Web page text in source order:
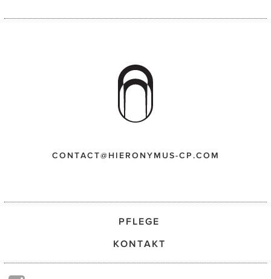
CONTACT@HIERONYMUS-CP.COM
PFLEGE
KONTAKT